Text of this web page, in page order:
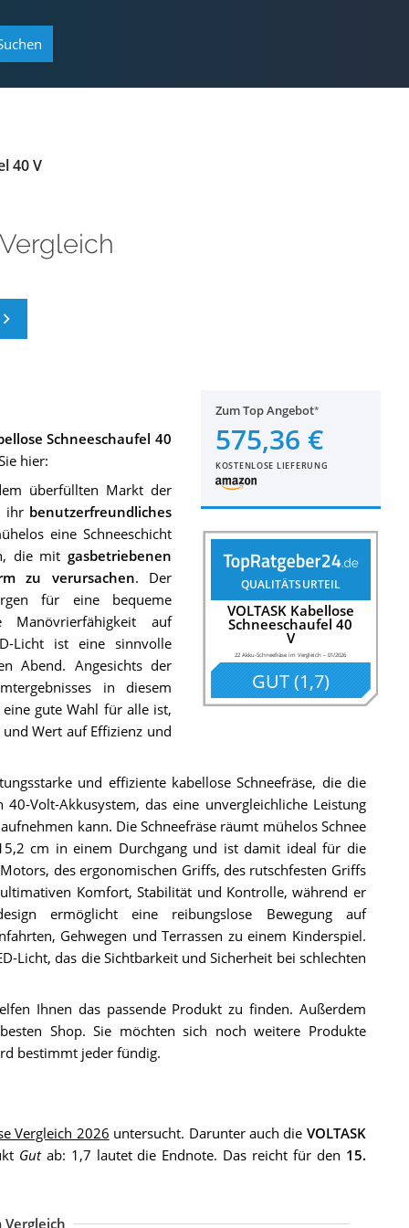
40 V
Zum Top Angebot
575,36 €
KOSTENLOSE LIEFERUNG
QUALITÄTSURTEIL
VOLTASK Kabellose
Schneeschaufel 40
V
22 Akku-Schneefräse im Vergleich –01/2026
GUT(1,7)
Schneeschaufel 40
hier:
überfüllten Markt der
ihr benutzerfreundliches
eine Schneeschicht
die mitgasbetriebenen
zu verursachen. Der
für eine bequeme
Manövrierfähigkeit auf
Licht ist eine sinnvolle
Abend. Angesichts der
in diesem
gute Wahl für alle ist,
Wert auf Effizienz und
und effiziente kabellose Schneefräse, die die
Volt-Akkusystem, das eine unvergleichliche Leistung
kann. Die Schneefräse räumt mühelos Schnee
cm in einem Durchgang und ist damit ideal für die
des ergonomischen Griffs, des rutschfesten Griffs
Komfort, Stabilität und Kontrolle, während er
ermöglicht eine reibungslose Bewegung auf
Gehwegen und Terrassen zu einem Kinderspiel.
Licht, das die Sichtbarkeit und Sicherheit bei schlechten
Ihnen das passende Produkt zu finden. Außerdem
Shop. Sie möchten sich noch weitere Produkte
bestimmt jeder fündig.
Vergleich 2026 untersucht. Darunter auch die VOLTASK
Gutab: 1,7 lautet die Endnote. Das reicht für den 15.